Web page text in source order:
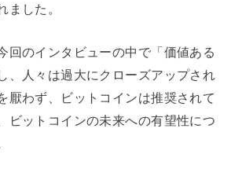
ました。
回のインタビューの中で「価値ある
、人々は過大にクローズアップされ
厭わず、ビットコインは推奨されて
ビットコインの未来への有望性につ